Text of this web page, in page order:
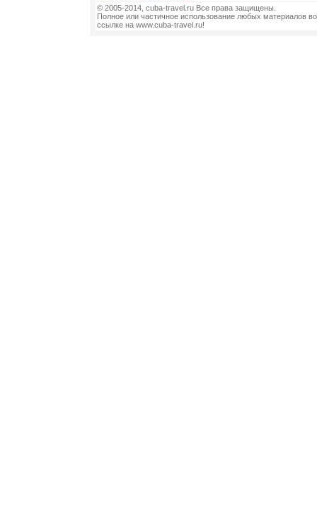
© 2005-2014, cuba-travel.ru Все права защищены.
Полное или частичное использование любых материалов
ссылке на www.cuba-travel.ru!